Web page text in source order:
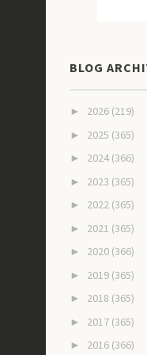
BLOG
► 2026 (219)
► 2025 (365)
► 2024 (366)
► 2023 (365)
► 2022 (365)
► 2021 (365)
► 2020 (366)
► 2019 (365)
► 2018 (365)
► 2017 (365)
► 2016 (366)